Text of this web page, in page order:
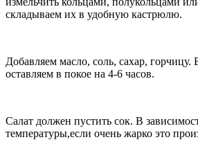
складываем их в удобную кастрюлю.
Добавляем масло, соль, сахар,
оставляем в покое на 4-6 часов.
Салат должен пустить сок. В
температуры,если очень жарко это